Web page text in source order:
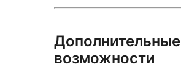
Дополнительные
возможности